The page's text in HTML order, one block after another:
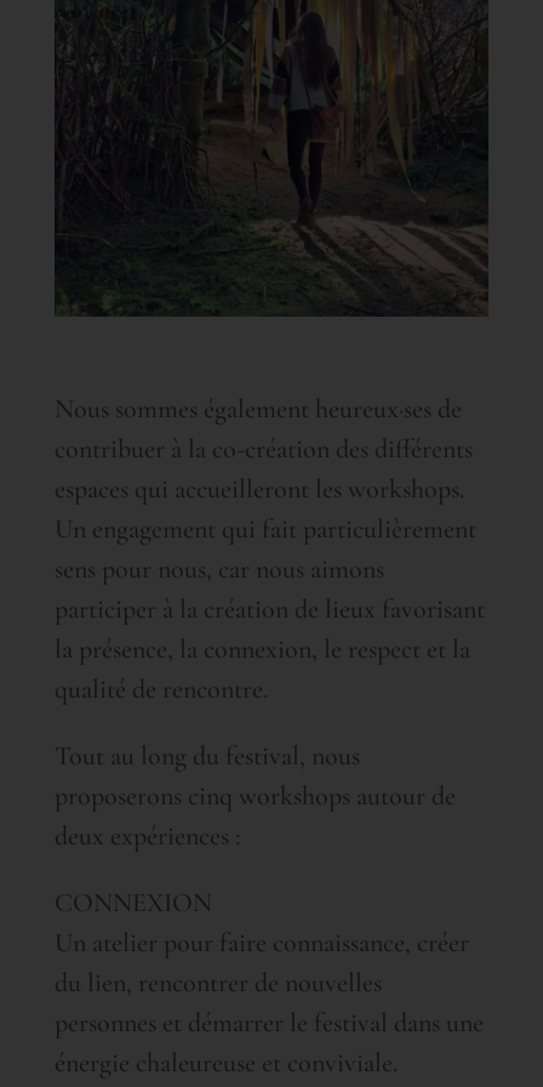
Nous sommes également heureux·ses de
contribuer à la co-création des différents
espaces qui accueilleront les workshops.
Un engagement qui fait particulièrement
sens pour nous, car nous aimons
participer à la création de lieux favorisant
la présence, la connexion, le respect et la
qualité de rencontre.
Tout au long du festival, nous
proposerons cinq workshops autour de
deux expériences :
CONNEXION
Un atelier pour faire connaissance, créer
du lien, rencontrer de nouvelles
personnes et démarrer le festival dans une
énergie chaleureuse et conviviale.